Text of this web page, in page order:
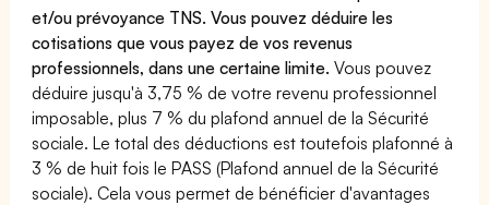
et/ou prévoyance TNS. Vous pouvez déduire les
cotisations que vous payez de vos revenus
professionnels, dans une certaine limite.Vous pouvez
déduire jusqu'à 3,75 % de votre revenu professionnel
imposable, plus 7 % du plafond annuel de la Sécurité
sociale. Le total des déductions est toutefois plafonné à
3 % de huit fois le PASS (Plafond annuel de la Sécurité
sociale). Cela vous permet de bénéficier d'avantages